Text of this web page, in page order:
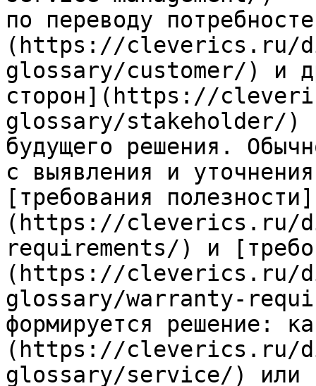
по переводу
(https://cleverics.ru/
glossary/customer/) и
сторон](https://
glossary/stakeholder/) в
будущего решения.
с выявления и
[требования полезности]
(https://
requirements/) и
(https://cleverics.ru/
glossary/warranty-
формируется решение:
(https://cleverics.ru/
glossary/service/) или